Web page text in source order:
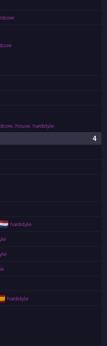
house, hardstyle
4
hardstyle
hardstyle